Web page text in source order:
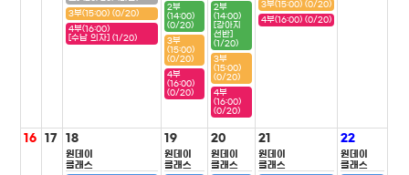
3부(15:00) (0/20)
4부(16:00)
[수납 의자] (1/20)
2부
(14:00)
(0/20)
3부
(15:00)
(0/20)
4부
(16:00)
(0/20)
2부
(14:00)
[강아지
선반]
(1/20)
3부
(15:00)
(0/20)
4부
(16:00)
(0/20)
3부(15:00) (0/20)
4부(16:00) (0/20)
16 17 18
원데이
클래스
19
원데이
클래스
20
원데이
클래스
21
원데이
클래스
22
원데이
클래스